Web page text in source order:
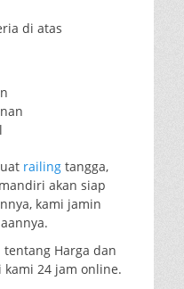
di atas
railing tangga,
akan siap
kami jamin
Harga dan
24 jam online.